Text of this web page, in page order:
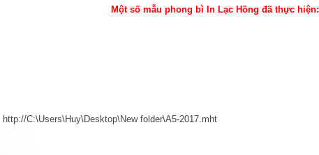
Một số mẫu phong bì In Lạc Hồng đã thực hiện:
http://C:\Users\Huy\Desktop\New folder\A5-2017.mht